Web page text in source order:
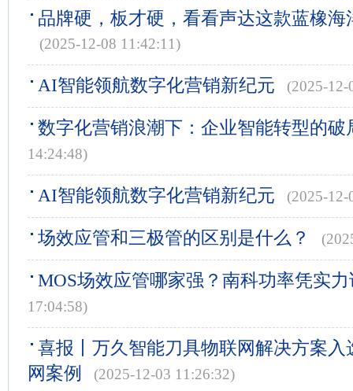
品牌硬，板才硬，看看声达这款蓝橡海
(2025-12-08 11:42:11)
AI智能领航数字化营销新纪元 (2025-12-
数字化营销浪潮下：企业智能转型的破
14:24:48)
AI智能领航数字化营销新纪元 (2025-12-
场效应管和三极管的区别是什么？
MOS场效应管哪家强？南科功率凭实
17:04:58)
喜报丨万久智能刀具物联网解决方案入
网案例
(2025-12-03 11:26:32)